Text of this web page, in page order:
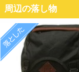
周辺の落し物